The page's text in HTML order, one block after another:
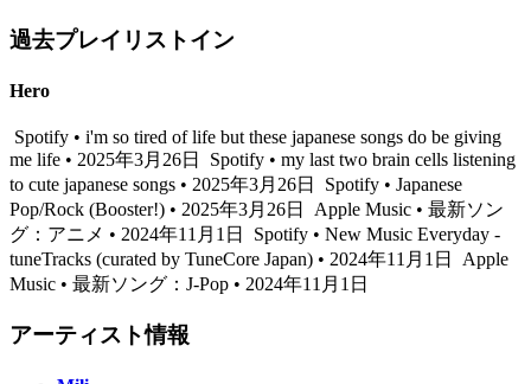
過去プレイリストイン
Hero
Spotify • i'm so tired of life but these japanese songs do be giving
me life • 2025年3月26日
Spotify • my last two brain cells listening
to cute japanese songs • 2025年3月26日
Spotify • Japanese
Pop/Rock (Booster!) • 2025年3月26日
Apple Music • 最新ソン
グ：アニメ • 2024年11月1日
Spotify • New Music Everyday -
tuneTracks (curated by TuneCore Japan) • 2024年11月1日
Apple
Music • 最新ソング：J-Pop • 2024年11月1日
アーティスト情報